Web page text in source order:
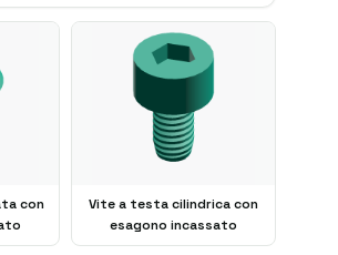
con
Vite a testa cilindrica con
esagono incassato